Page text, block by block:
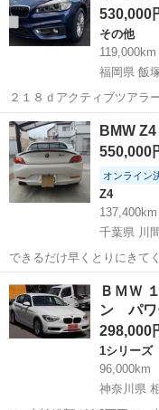
530,000
その他
119,000km
福岡県 飯
２１８ｄアクティブツア
ラ ディーゼルターボ 黒
ー 電動リアゲート ＬＥＤ
ト アイドリングストップ
福岡 飯塚市
BMW
550,000
オンライン
Z4
137,400km
千葉県 川
できるだけ早くとりにきて
しくおねがいします。 過走
で何の違和感もございませ
プラグを新品に交換してい
千葉 野田市
ＢＭＷ
ン パワ
298,000
1シリーズ
96,000km
神奈川県